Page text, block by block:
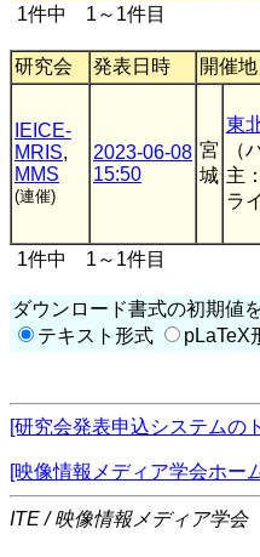
1件中 1～1件目
研究会 発表日時 開催地
IEICE-
MRIS,
MMS
(連催)
2023-06-08
15:50
宮
城
東
（
主
ラ
1件中 1～1件目
ダウンロード書式の初期値
テキスト形式
pLaTeX
[研究会発表申込システムの
[映像情報メディア学会ホー
ITE / 映像情報メディア学会